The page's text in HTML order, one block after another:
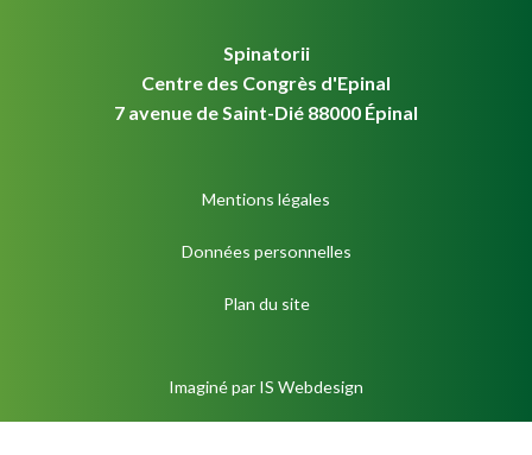
Spinatorii
Centre des Congrès d'Epinal
7 avenue de Saint-Dié 88000 Épinal
Mentions légales
Données personnelles
Plan du site
Imaginé par IS Webdesign